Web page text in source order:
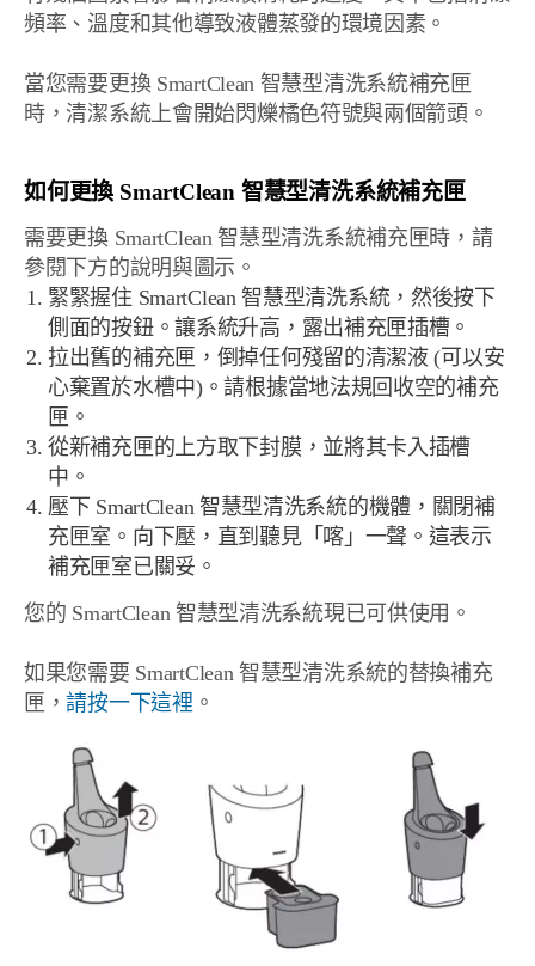
頻率、溫度和其他導致液體蒸發的環境因素。
當您需要更換 SmartClean 智慧型清洗系統補充匣
時，清潔系統上會開始閃爍橘色符號與兩個箭頭。
如何更換 SmartClean 智慧型清洗系統補充匣
需要更換 SmartClean 智慧型清洗系統補充匣時，請
參閱下方的說明與圖示。
緊緊握住 SmartClean 智慧型清洗系統，然後按下
側面的按鈕。讓系統升高，露出補充匣插槽。
拉出舊的補充匣，倒掉任何殘留的清潔液 (可以安
心棄置於水槽中)。請根據當地法規回收空的補充
匣。
從新補充匣的上方取下封膜，並將其卡入插槽
中。
壓下 SmartClean 智慧型清洗系統的機體，關閉補
充匣室。向下壓，直到聽見「喀」一聲。這表示
補充匣室已關妥。
您的 SmartClean 智慧型清洗系統現已可供使用。
如果您需要 SmartClean 智慧型清洗系統的替換補充
匣，請按一下這裡 。